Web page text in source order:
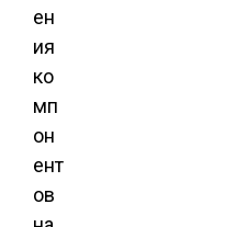
ен
ия
ко
мп
он
ент
ов